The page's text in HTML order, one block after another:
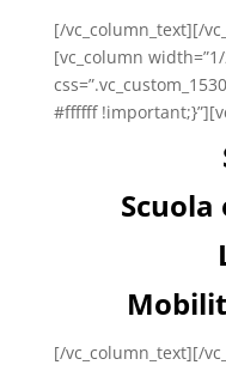
[/vc_column_text][/
[vc_column width=”1/
#ffffff
Scuola
[/vc_column_text][/